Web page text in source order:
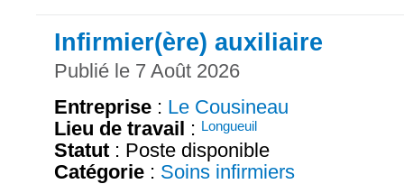
Infirmier(ère) auxiliaire
Publié le 7 Août 2026
Entreprise : Le Cousineau
Lieu de travail : Longueuil
Statut : Poste disponible
Catégorie : Soins infirmiers